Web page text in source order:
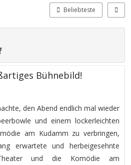
Beliebteste
Bühnebild!
den Abend endlich mal wieder
und einem lockerleichten
am Kudamm zu verbringen,
erwartete und herbeigesehnte
und die Komödie am